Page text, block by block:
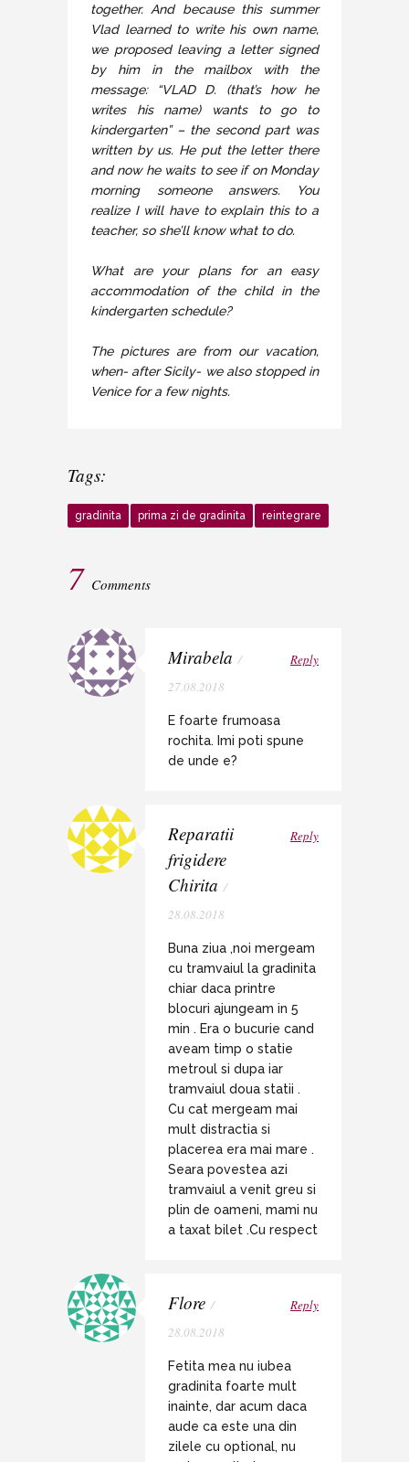
together. And because this summer
Vlad learned to write his own name,
we proposed leaving a letter signed
by him in the mailbox with the
message: “VLAD D. (that’s how he
writes his name) wants to go to
kindergarten” – the second part was
written by us. He put the letter there
and now he waits to see if on Monday
morning someone answers. You
realize I will have to explain this to a
teacher, so she’ll know what to do.
What are your plans for an easy
accommodation of the child in the
kindergarten schedule?
The pictures are from our vacation,
when- after Sicily- we also stopped in
Venice for a few nights.
Tags:
gradinita prima zi de gradinita reintegrare
7 Comments
Mirabela /
27.08.2018
Reply
E foarte frumoasa
rochita. Imi poti spune
de unde e?
Reparatii
frigidere
Chirita /
28.08.2018
Reply
Buna ziua ,noi mergeam
cu tramvaiul la gradinita
chiar daca printre
blocuri ajungeam in 5
min . Era o bucurie cand
aveam timp o statie
metroul si dupa iar
tramvaiul doua statii .
Cu cat mergeam mai
mult distractia si
placerea era mai mare .
Seara povestea azi
tramvaiul a venit greu si
plin de oameni, mami nu
a taxat bilet .Cu respect
Flore /
28.08.2018
Reply
Fetita mea nu iubea
gradinita foarte mult
inainte, dar acum daca
aude ca este una din
zilele cu optional, nu